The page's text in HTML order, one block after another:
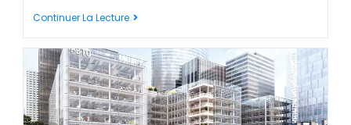
Continuer La Lecture